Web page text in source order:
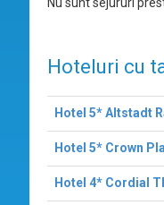
Hoteluri cu
Hotel 5* Altstadt
Hotel 5* Crown
Hotel 4* Cordial